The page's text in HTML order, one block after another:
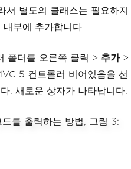
서 별도의 클래스는 필요하지
부에 추가합니다.
폴더를 오른쪽 클릭 > 추가>
5 컨트롤러 비어있음을 선
. 새로운 상자가 나타납니다.